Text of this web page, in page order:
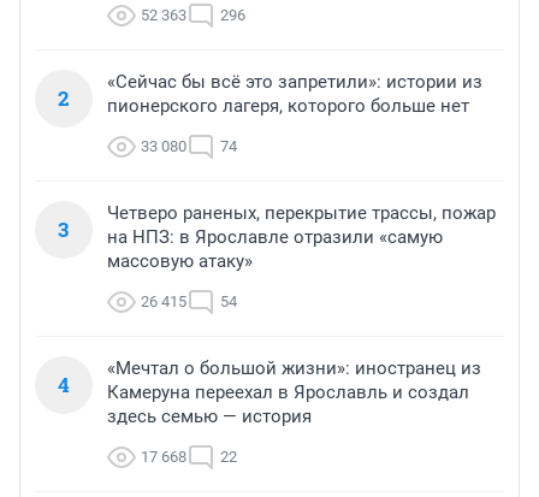
52 363 296
2
«Сейчас бы всё это запретили»: истории из
пионерского лагеря, которого больше нет
33 080 74
3
Четверо раненых, перекрытие трассы, пожар
на НПЗ: в Ярославле отразили «самую
массовую атаку»
26 415 54
4
«Мечтал о большой жизни»: иностранец из
Камеруна переехал в Ярославль и создал
здесь семью — история
17 668 22